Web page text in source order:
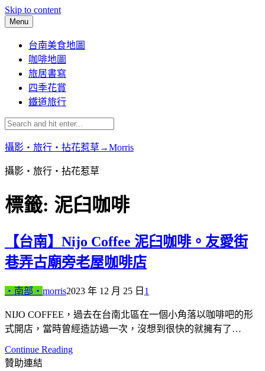
Skip to content
Menu
台南美食地圖
咖啡地圖
旅居書寫
四季花賞
鐵道旅行
攝影‧旅行‧拈花惹草→Morris
攝影‧旅行‧拈花惹草
標籤: 泥臼咖啡
【台南】Nijo Coffee 泥臼咖啡。友愛街
巷弄古廟旁老屋咖啡店
‧南部‧ morris2023 年 12 月 25 日 1
NIJO COFFEE，過去在台南北區在一個小角落以咖啡吧的形
式開店，當時曾經造訪過一次，沒想到很快的就擁有了…
Continue Reading
贊助連結